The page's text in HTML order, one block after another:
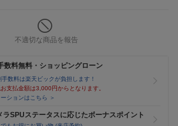
不適切な商品を報告
数料無料・ショッピングローン
数料は楽天ビックが負担します！
支払金額は3,000円からとなります。
ションはこちら ＞
ラSPUステータスに応じたボーナスポイント